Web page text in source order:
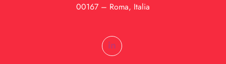
00167 – Roma, Italia